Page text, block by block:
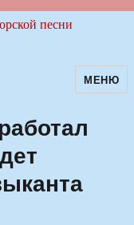
авторскойМЕНЮ